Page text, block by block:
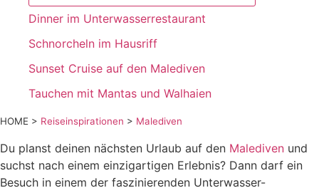
Dinner im Unterwasserrestaurant
Schnorcheln im Hausriff
Sunset Cruise auf den Malediven
Tauchen mit Mantas und Walhaien
HOME > Reiseinspirationen > Malediven
Du planst deinen nächsten Urlaub auf den Malediven und
suchst nach einem einzigartigen Erlebnis? Dann darf ein
Besuch in einem der faszinierenden Unterwasser-